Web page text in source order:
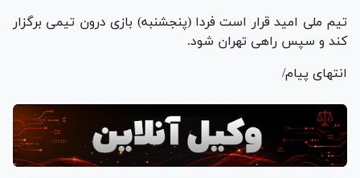
تیم ملی امید قرار است فردا (پنجشنبه) بازی درون تیمی برگزار
کند و سپس راهی تهران شود.
انتهای پیام/